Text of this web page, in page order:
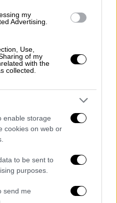
my
Advertising.
Use,
of my
with the
collected.
enable storage
cookies on web or
to be sent to
purposes.
send me
video
της Παρασκευής,
των Ηνωμένων
στο οδόστρωμα
στην πορεία για
το Προξενείο των
μεταδίδει το